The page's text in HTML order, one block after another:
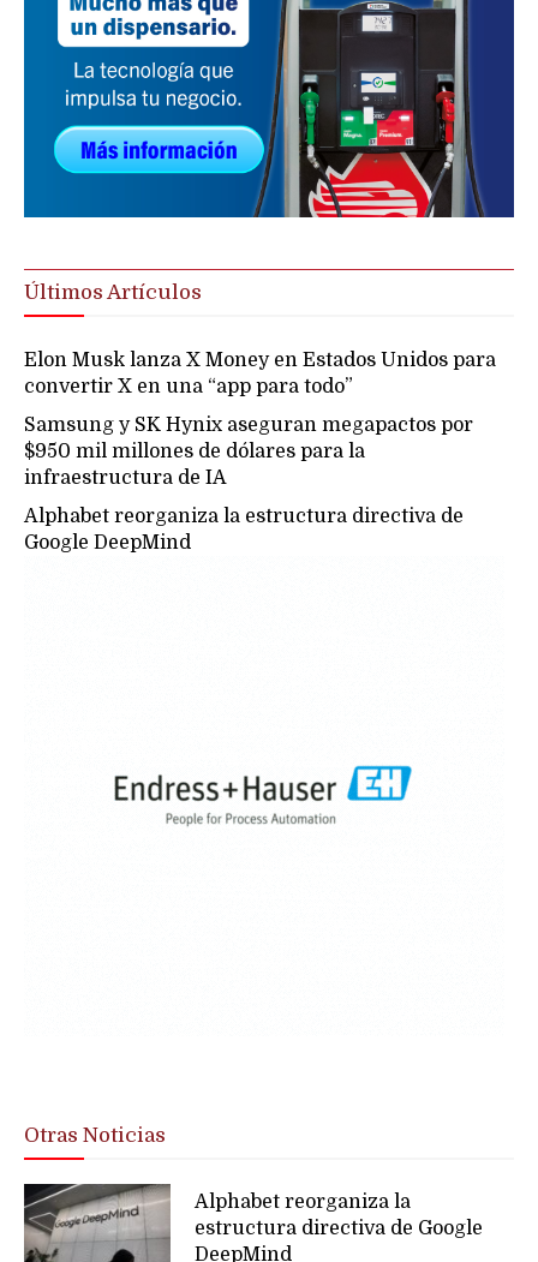
Últimos Artículos
Elon Musk lanza X Money en Estados Unidos para
convertir X en una “app para todo”
Samsung y SK Hynix aseguran megapactos por
$950 mil millones de dólares para la
infraestructura de IA
Alphabet reorganiza la estructura directiva de
Google DeepMind
Otras Noticias
Alphabet reorganiza la
estructura directiva de Google
DeepMind